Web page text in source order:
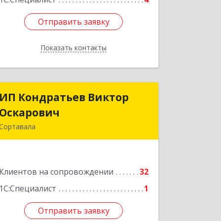
Отправить заявку
Показать контакты
Отправить заявку
Назад
ИП Кондратьев Виктор
Оскарович
Клиентов на сопровождении
32
1С:Специалист
1
Отправить заявку
ИП Кондратьев Виктор
Подробнее
Отправить заявку